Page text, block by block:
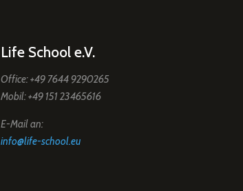
Life School e.V.
Office: +49 7644 9290265
Mobil: +49 151 23465616
E-Mail an:
info@life-school.eu